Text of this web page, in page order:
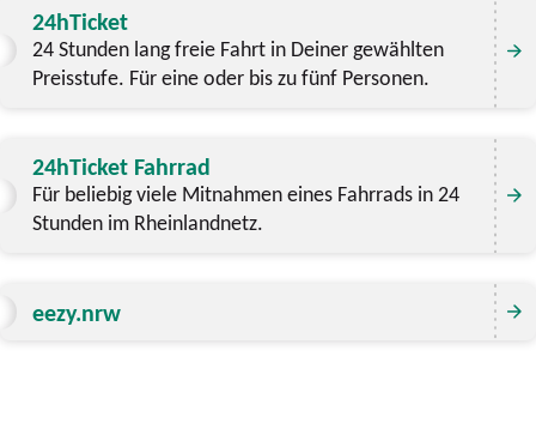
24hTicket
24 Stunden lang freie Fahrt in Deiner gewählten
Preisstufe. Für eine oder bis zu fünf Personen.
24hTicket Fahrrad
Für beliebig viele Mitnahmen eines Fahrrads in 24
Stunden im Rheinlandnetz.
eezy.nrw